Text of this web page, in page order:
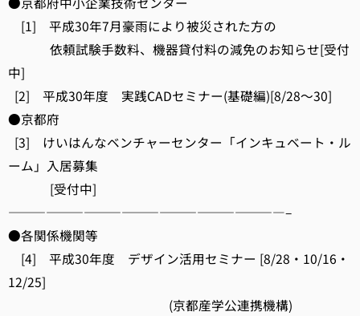
[1] 平成30年7月豪雨により被災された方の
依頼試験手数料、機器貸付料の減免のお知らせ[受付
中]
[2] 平成30年度 実践CADセミナー(基礎編)[8/28～30]
●京都府
[3] けいはんなベンチャーセンター「インキュベート・ル
ーム」入居募集
[受付中]
——————————————————————–
●各関係機関等
[4] 平成30年度 デザイン活用セミナー [8/28・10/16・
12/25]
(京都産学公連携機構)